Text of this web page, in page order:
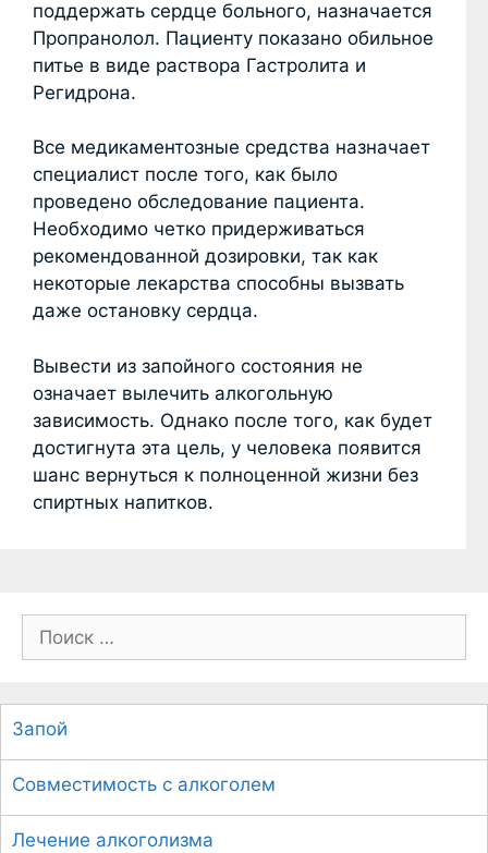
поддержать сердце больного, назначается
Пропранолол. Пациенту показано обильное
питье в виде раствора Гастролита и
Регидрона.
Все медикаментозные средства назначает
специалист после того, как было
проведено обследование пациента.
Необходимо четко придерживаться
рекомендованной дозировки, так как
некоторые лекарства способны вызвать
даже остановку сердца.
Вывести из запойного состояния не
означает вылечить алкогольную
зависимость. Однако после того, как будет
достигнута эта цель, у человека появится
шанс вернуться к полноценной жизни без
спиртных напитков.
о
с
к
:
Запой
Совместимость с алкоголем
Лечение алкоголизма